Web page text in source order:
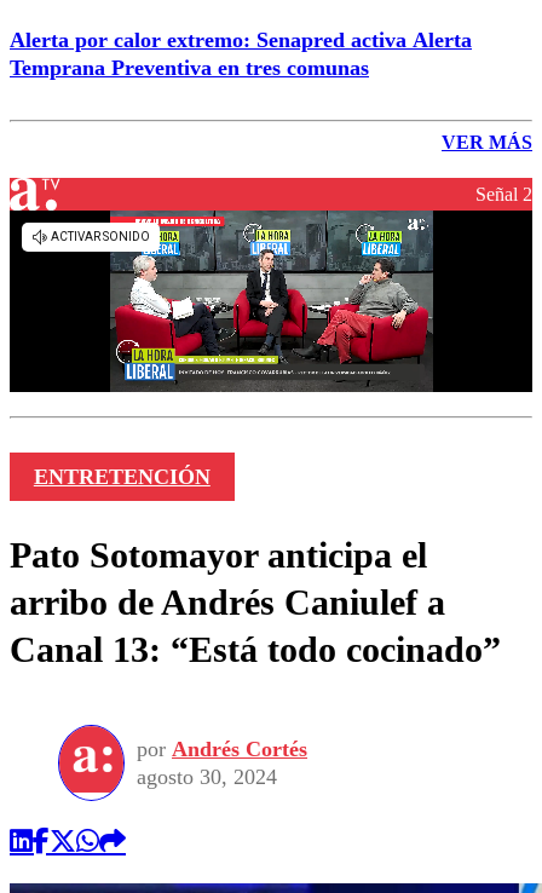
Alerta por calor extremo: Senapred activa Alerta
Temprana Preventiva en tres comunas
VER MÁS
Señal 2
ENTRETENCIÓN
Pato Sotomayor anticipa el
arribo de Andrés Caniulef a
Canal 13: “Está todo cocinado”
por Andrés Cortés
agosto 30, 2024